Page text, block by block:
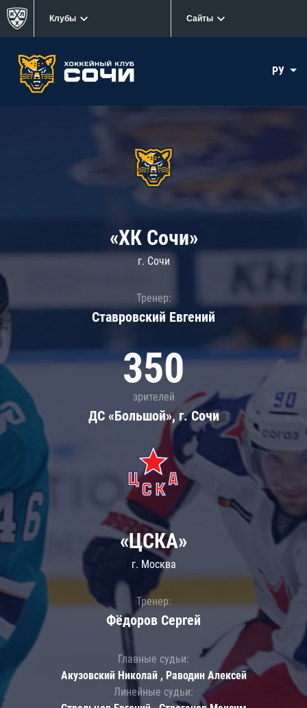
Клубы Сайты
РУ
«ХК Сочи»
г. Сочи
Тренер:
Ставровский Евгений
350
зрителей
ДС «Большой», г. Сочи
«ЦСКА»
г. Москва
Тренер:
Фёдоров Сергей
Главные судьи:
Акузовский Николай , Раводин Алексей
Линейные судьи: